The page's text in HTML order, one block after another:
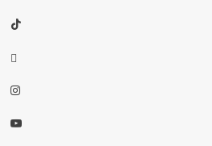
TikTok
threads
Instagram
Youtube